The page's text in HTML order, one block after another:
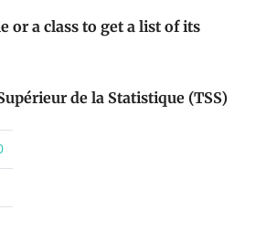
or a class to get a list of its
de la Statistique (TSS)